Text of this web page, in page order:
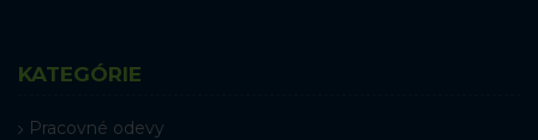
KATEGÓRIE
Pracovné odevy